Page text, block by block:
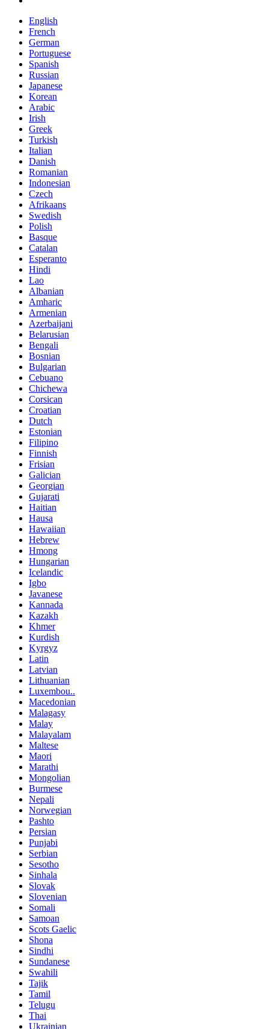
English
French
German
Portuguese
Spanish
Russian
Japanese
Korean
Arabic
Irish
Greek
Turkish
Italian
Danish
Romanian
Indonesian
Czech
Afrikaans
Swedish
Polish
Basque
Catalan
Esperanto
Hindi
Lao
Albanian
Amharic
Armenian
Azerbaijani
Belarusian
Bengali
Bosnian
Bulgarian
Cebuano
Chichewa
Corsican
Croatian
Dutch
Estonian
Filipino
Finnish
Frisian
Galician
Georgian
Gujarati
Haitian
Hausa
Hawaiian
Hebrew
Hmong
Hungarian
Icelandic
Igbo
Javanese
Kannada
Kazakh
Khmer
Kurdish
Kyrgyz
Latin
Latvian
Lithuanian
Luxembou..
Macedonian
Malagasy
Malay
Malayalam
Maltese
Maori
Marathi
Mongolian
Burmese
Nepali
Norwegian
Pashto
Persian
Punjabi
Serbian
Sesotho
Sinhala
Slovak
Slovenian
Somali
Samoan
Scots Gaelic
Shona
Sindhi
Sundanese
Swahili
Tajik
Tamil
Telugu
Thai
Ukrainian